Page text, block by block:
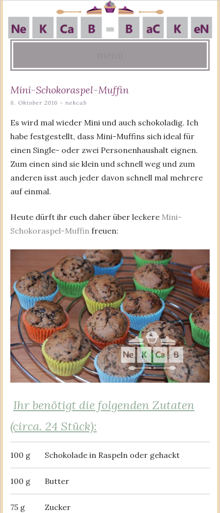
to
Mini-Schokoraspel-Muffin
8. Oktober 2016 - nekcab
Es wird mal wieder Mini und auch schokoladig. Ich
habe festgestellt, dass Mini-Muffins sich ideal für
einen Single- oder zwei Personenhaushalt eignen.
Zum einen sind sie klein und schnell weg und zum
anderen isst auch jeder davon schnell mal mehrere
auf einmal.
Heute dürft ihr euch daher über leckere Mini-
Schokoraspel-Muffin freuen:
Ihr benötigt die folgenden Zutaten
(circa. 24 Stück):
100 g Schokolade in Raspeln oder gehackt
100 g Butter
75 g Zucker